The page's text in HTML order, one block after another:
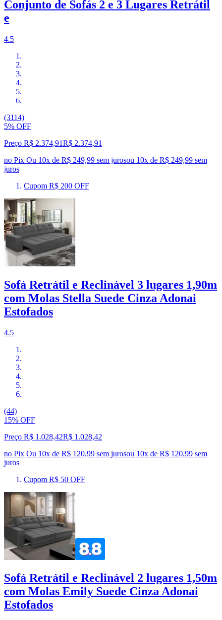
Conjunto de Sofás 2 e 3 Lugares Retrátil
e
4.5
(3114)
5% OFF
Preço R$ 2.374,91R$ 2.374,91
no Pix Ou 10x de R$ 249,99 sem jurosou 10x de R$ 249,99 sem
juros
Cupom R$ 200 OFF
Sofá Retrátil e Reclinável 3 lugares 1,90m
com Molas Stella Suede Cinza Adonai
Estofados
4.5
(44)
15% OFF
Preço R$ 1.028,42R$ 1.028,42
no Pix Ou 10x de R$ 120,99 sem jurosou 10x de R$ 120,99 sem
juros
Cupom R$ 50 OFF
Sofá Retrátil e Reclinável 2 lugares 1,50m
com Molas Emily Suede Cinza Adonai
Estofados